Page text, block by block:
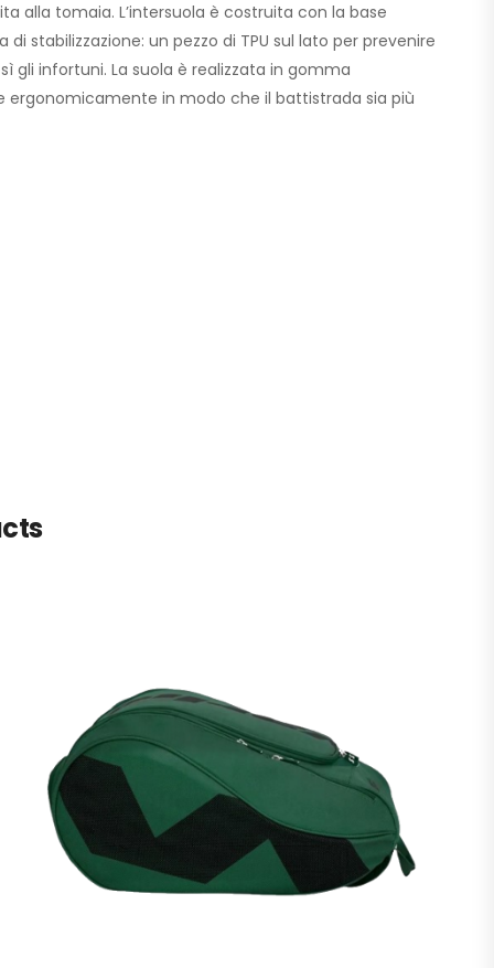
alla tomaia. L’intersuola è costruita con la base
stabilizzazione: un pezzo di TPU sul lato per prevenire
gli infortuni. La suola è realizzata in gomma
ergonomicamente in modo che il battistrada sia più